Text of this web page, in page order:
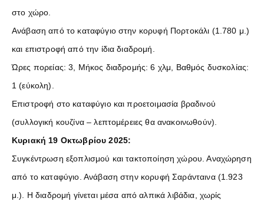
στο χώρο.
Ανάβαση από το καταφύγιο στην κορυφή Πορτοκάλι (1.780 μ.)
και επιστροφή από την ίδια διαδρομή.
Ώρες πορείας: 3, Μήκος διαδρομής: 6 χλμ, Βαθμός δυσκολίας:
1 (εύκολη).
Επιστροφή στο καταφύγιο και προετοιμασία βραδινού
(συλλογική κουζίνα – λεπτομέρειες θα ανακοινωθούν).
Κυριακή 19 Οκτωβρίου 2025:
Συγκέντρωση εξοπλισμού και τακτοποίηση χώρου. Αναχώρηση
από το καταφύγιο. Ανάβαση στην κορυφή Σαράνταινα (1.923
μ.). Η διαδρομή γίνεται μέσα από αλπικά λιβάδια, χωρίς